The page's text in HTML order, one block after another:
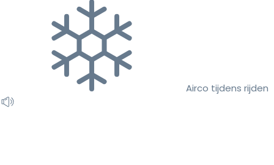
Airco tijdens rijden